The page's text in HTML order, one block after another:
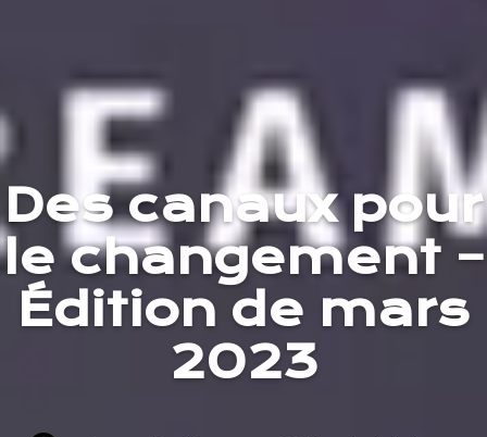
Des canaux pour
le changement –
Édition de mars
2023